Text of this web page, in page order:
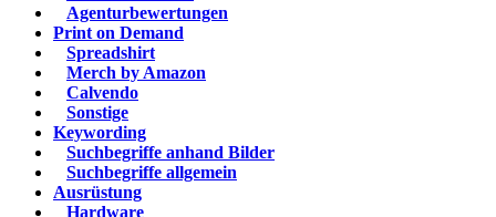
Agenturbewertungen
Print on Demand
Spreadshirt
Merch by Amazon
Calvendo
Sonstige
Keywording
Suchbegriffe anhand Bilder
Suchbegriffe allgemein
Ausrüstung
Hardware